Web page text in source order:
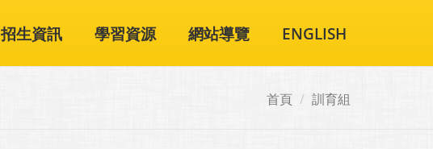
招生資訊 學習資源 網站導覽 ENGLISH
首頁 訓育組